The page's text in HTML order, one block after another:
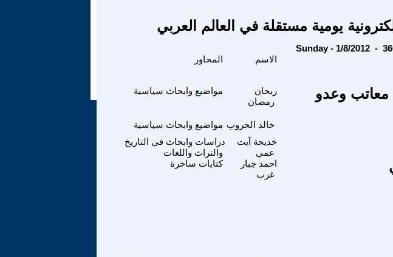
يومية مستقلة في العالم العربي
الاسم
مواضيع وابحاث سياسية
ربحان
رمضان
وعدو
مواضيع وابحاث سياسية خالد الحروب
دراسات وابحاث في التاريخ
والتراث واللغات
خديجة آيت
عمي
كتابات ساخرة
احمد جبار
غرب